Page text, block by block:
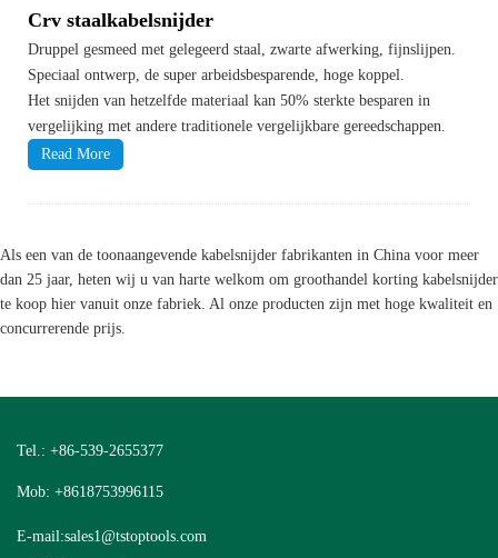
Crv staalkabelsnijder
Druppel gesmeed met gelegeerd staal, zwarte afwerking, fijnslijpen.
Speciaal ontwerp, de super arbeidsbesparende, hoge koppel.
Het snijden van hetzelfde materiaal kan 50% sterkte besparen in
vergelijking met andere traditionele vergelijkbare gereedschappen.
Read More
Als een van de toonaangevende kabelsnijder fabrikanten in China voor meer
dan 25 jaar, heten wij u van harte welkom om groothandel korting kabelsnijder
te koop hier vanuit onze fabriek. Al onze producten zijn met hoge kwaliteit en
concurrerende prijs.
Tel.: +86-539-2655377
Mob: +8618753996115
E-mail:sales1@tstoptools.com